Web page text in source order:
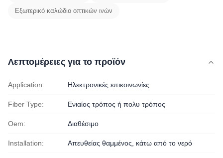
Εξωτερικό καλώδιο οπτικών ινών
Λεπτομέρειες για το προϊόν
Application: Ηλεκτρονικές επικοινωνίες
Fiber Type: Ενιαίος τρόπος ή πολυ τρόπος
Oem: Διαθέσιμο
Installation: Απευθείας θαμμένος, κάτω από το νερό